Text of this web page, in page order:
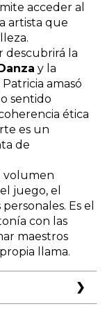
acceder al
artista que
descubrirá la
y la
amasó
sentido
ética
es un
de
volumen
juego, el
Es el
con las
maestros
llama.